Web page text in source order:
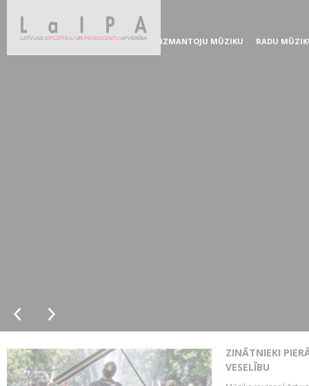
IZMANTOJU MŪZIKU RADU
ZINĀTNIEKI
VESELĪBU